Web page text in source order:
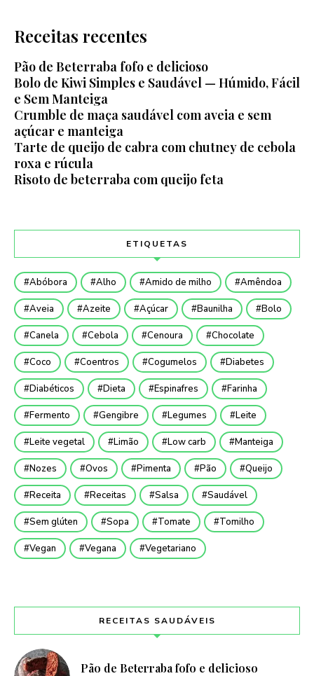
Receitas recentes
Pão de Beterraba fofo e delicioso
Bolo de Kiwi Simples e Saudável — Húmido, Fácil
e Sem Manteiga
Crumble de maça saudável com aveia e sem
açúcar e manteiga
Tarte de queijo de cabra com chutney de cebola
roxa e rúcula
Risoto de beterraba com queijo feta
ETIQUETAS
Abóbora Alho Amido de milho Amêndoa
Aveia Azeite Açúcar Baunilha Bolo
Canela Cebola Cenoura Chocolate
Coco Coentros Cogumelos Diabetes
Diabéticos Dieta Espinafres Farinha
Fermento Gengibre Legumes Leite
Leite vegetal Limão Low carb Manteiga
Nozes Ovos Pimenta Pão Queijo
Receita Receitas Salsa Saudável
Sem glúten Sopa Tomate Tomilho
Vegan Vegana Vegetariano
RECEITAS SAUDÁVEIS
Pão de Beterraba fofo e delicioso